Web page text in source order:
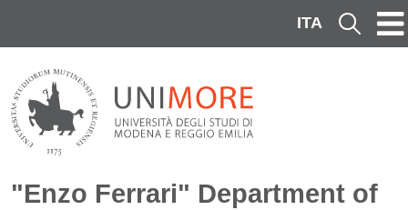
ITA Cerca
"Enzo Ferrari" Department of